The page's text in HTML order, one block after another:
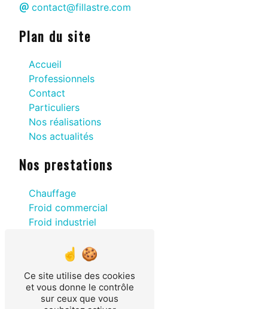
contact@fillastre.com
Plan du site
Accueil
Professionnels
Contact
Particuliers
Nos réalisations
Nos actualités
Nos prestations
Chauffage
Froid commercial
Froid industriel
Ballon thermodynamique
Energie renouvelable
Froid agricole
Pompe à chaleur
Ce site utilise des cookies
et vous donne le contrôle
sur ceux que vous